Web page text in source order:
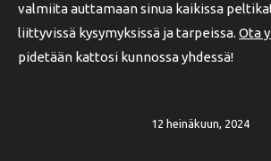
valmiita auttamaan sinua kaikissa
liittyvissä kysymyksissä ja tarpeissa. Ota
pidetään kattosi kunnossa yhdessä!
12 heinäkuun, 2024